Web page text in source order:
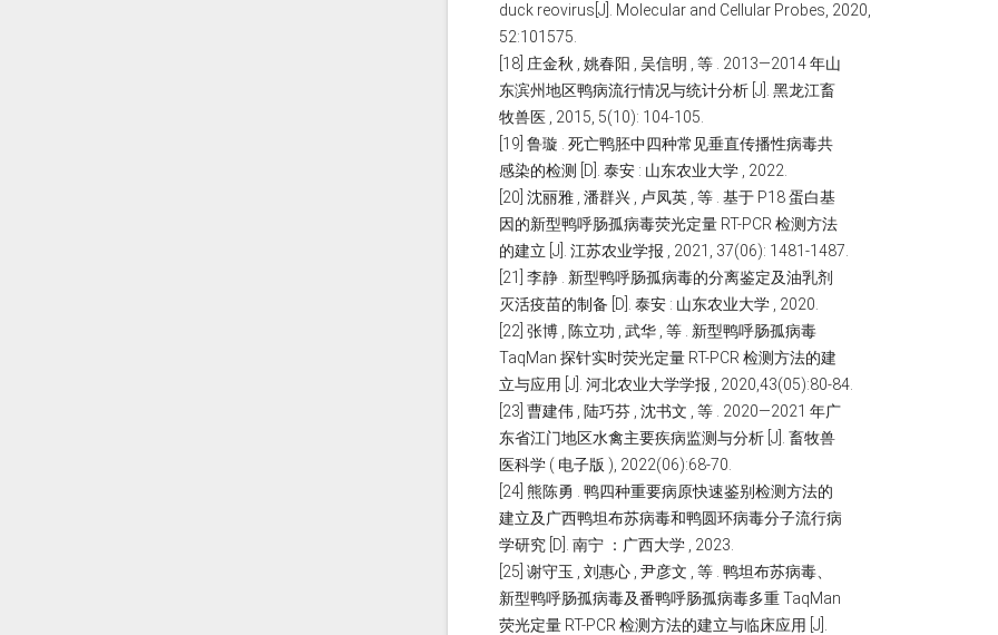
duck reovirus[J]. Molecular and Cellular Probes, 2020,
52:101575.
[18] 庄金秋 , 姚春阳 , 吴信明 , 等 . 2013—2014 年山
东滨州地区鸭病流行情况与统计分析 [J]. 黑龙江畜
牧兽医 , 2015, 5(10): 104-105.
[19] 鲁璇 . 死亡鸭胚中四种常见垂直传播性病毒共
感染的检测 [D]. 泰安 : 山东农业大学 , 2022.
[20] 沈丽雅 , 潘群兴 , 卢凤英 , 等 . 基于 P18 蛋白基
因的新型鸭呼肠孤病毒荧光定量 RT-PCR 检测方法
的建立 [J]. 江苏农业学报 , 2021, 37(06): 1481-1487.
[21] 李静 . 新型鸭呼肠孤病毒的分离鉴定及油乳剂
灭活疫苗的制备 [D]. 泰安 : 山东农业大学 , 2020.
[22] 张博 , 陈立功 , 武华 , 等 . 新型鸭呼肠孤病毒
TaqMan 探针实时荧光定量 RT-PCR 检测方法的建
立与应用 [J]. 河北农业大学学报 , 2020,43(05):80-84.
[23] 曹建伟 , 陆巧芬 , 沈书文 , 等 . 2020—2021 年广
东省江门地区水禽主要疾病监测与分析 [J]. 畜牧兽
医科学 ( 电子版 ), 2022(06):68-70.
[24] 熊陈勇 . 鸭四种重要病原快速鉴别检测方法的
建立及广西鸭坦布苏病毒和鸭圆环病毒分子流行病
学研究 [D]. 南宁 ：广西大学 , 2023.
[25] 谢守玉 , 刘惠心 , 尹彦文 , 等 . 鸭坦布苏病毒、
新型鸭呼肠孤病毒及番鸭呼肠孤病毒多重 TaqMan
荧光定量 RT-PCR 检测方法的建立与临床应用 [J].